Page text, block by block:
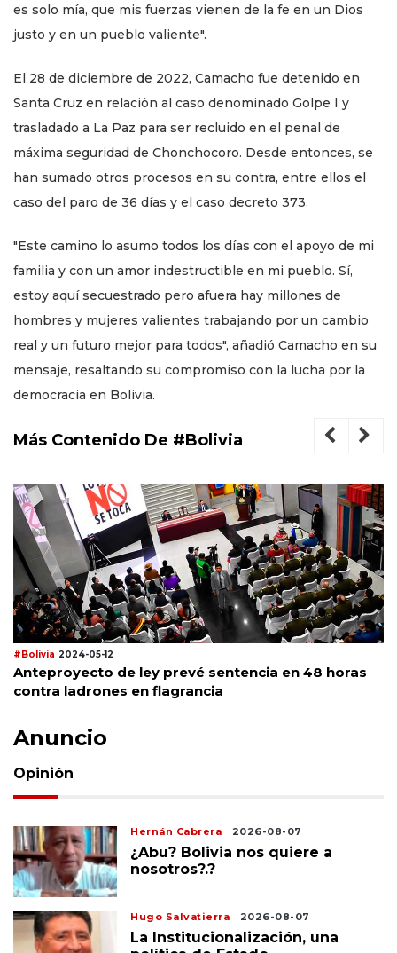
es solo mía, que mis fuerzas vienen de la fe en un Dios
justo y en un pueblo valiente".
El 28 de diciembre de 2022, Camacho fue detenido en
Santa Cruz en relación al caso denominado Golpe I y
trasladado a La Paz para ser recluido en el penal de
máxima seguridad de Chonchocoro. Desde entonces, se
han sumado otros procesos en su contra, entre ellos el
caso del paro de 36 días y el caso decreto 373.
"Este camino lo asumo todos los días con el apoyo de mi
familia y con un amor indestructible en mi pueblo. Sí,
estoy aquí secuestrado pero afuera hay millones de
hombres y mujeres valientes trabajando por un cambio
real y un futuro mejor para todos", añadió Camacho en su
mensaje, resaltando su compromiso con la lucha por la
democracia en Bolivia.
Más Contenido De #Bolivia
#Bolivia 2024-05-12
Anteproyecto de ley prevé sentencia en 48 horas
contra ladrones en flagrancia
Anuncio
Opinión
Hernán Cabrera 2026-08-07
¿Abu? Bolivia nos quiere a
nosotros?.?
Hugo Salvatierra 2026-08-07
La Institucionalización, una